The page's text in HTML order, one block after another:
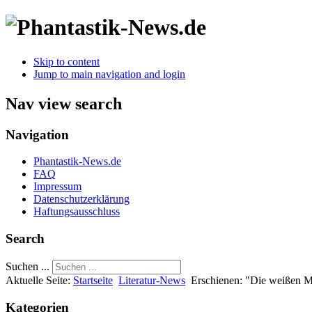
Skip to content
Jump to main navigation and login
Nav view search
Navigation
Phantastik-News.de
FAQ
Impressum
Datenschutzerklärung
Haftungsausschluss
Search
Suchen ...
Aktuelle Seite: Startseite Literatur-News Erschienen: "Die weißen
Kategorien